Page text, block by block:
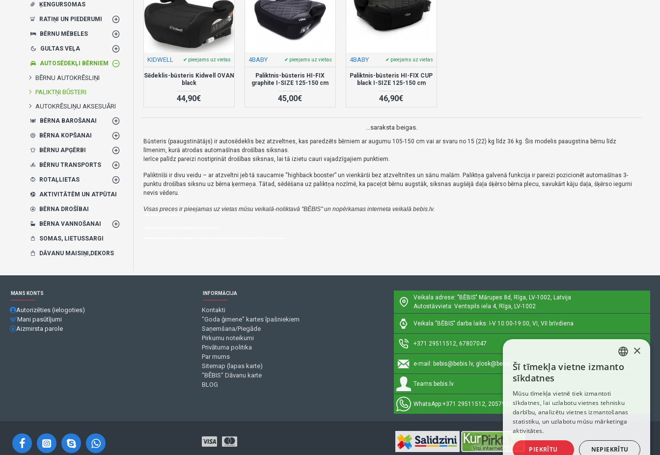
ĶENGURSOMAS
RATIŅI UN PIEDERUMI
BĒRNU MĒBELES
GULTAS VEĻA
AUTOSĒDEKĻI BĒRNIEM
BĒRNU AUTOKRĒSLIŅI
PALIKTŅI BŪSTERI
AUTOKRĒSLIŅU AKSESUĀRI
BĒRNA BAROŠANAI
BĒRNA KOPŠANAI
BĒRNU APĢĒRBI
BĒRNU TRANSPORTS
ROTAĻLIETAS
AKTIVITĀTĒM UN ATPŪTAI
BĒRNA DROŠĪBAI
BĒRNA VANNOŠANAI
SOMAS, LIETUSSARGI
DĀVANU MAISIŅI,DEKORS
Būsteris (paaugstinātājs) ir autosēdeklis bez atzveltnes, kas paredzēts bērniem ar augumu 105-150 cm vai ar svaru no 15 (22) kg līdz 36 kg. Šis modelis paaugstina bērnu līdz
līmenim, kurā atrodas automašīnas drošības siksnas.
Ierīce palīdz pareizi nostiprināt drošības siksnas, lai tā izietu cauri vajadzīgajiem punktiem.
Paliktnīši ir divu veidu – ar atzveltni jeb tā saucamie “highback booster” un vienkārši bez atzveltnītes un sānu malām. Paliktņa galvenā funkcija ir pareizi pozicionēt automašīnas 3-
punktu drošības siksnu uz bērna ķermeņa. Tātad, sēdēšana uz paliktņa nozīmē, ka paceļot bērnu augstāk, siksnas augšējā daļa šķērso bērna plecu, savukārt kāju daļa, šķērso iegurni
nevis vēderu.
Visas preces ir pieejamas uz vietas mūsu veikalā-noliktavā "BĒBIS" un nopērkamas interneta veikalā bebis.lv.
KIDWELL ✔ pieejams uz vietas
Sēdeklis-būsteris Kidwell OVAN
black
44,90€
4BABY ✔ pieejams uz vietas
Paliktnis-būsteris HI-FIX
graphite I-SIZE 125-150 cm
45,00€
4BABY ✔ pieejams uz vietas
Paliktnis-būsteris HI-FIX CUP
black I-SIZE 125-150 cm
46,90€
...saraksta beigas.
MANS KONTS
Autorizēties (ielogoties)
Mani pasūtījumi
Aizmirsta parole
INFORMĀCIJA
Kontakti
"Goda ģimene" kartes īpašniekiem
Saņemšana/Piegāde
Pirkumu noteikumi
Privātuma politika
Par mums
Sitemap (lapas karte)
"BĒBIS" Dāvanu karte
BLOG
Veikala adrese: "BĒBIS" Mārupes 8d, Rīga, LV-1002, Latvija
Autostāvvieta: Ventspils iela 4, Rīga, LV-1002
Veikala "BĒBIS" darba laiks: I-V 10:00-19:00, VI, VII brīvdiena
+371 29511512, 67807047
e-mail: bebis@bebis.lv, glosk@bebis.lv
Teams: bebis.lv
WhatsApp:+371 29511512, 20579272 (tikai ziņojumi)
LATVIAN
ENGLISH
×
Šī tīmekļa vietne izmanto
sīkdatnes
Mūsu tīmekļa vietnē tiek izmantoti
sīkdatnes, lai uzlabotu vietnes tehnisku
darbību, analizētu vietnes izmantošanas
statistiku, un uzlabotu mūsu mārketinga
aktivitātes.
PIEKRĪTU NEPIEKRĪTU